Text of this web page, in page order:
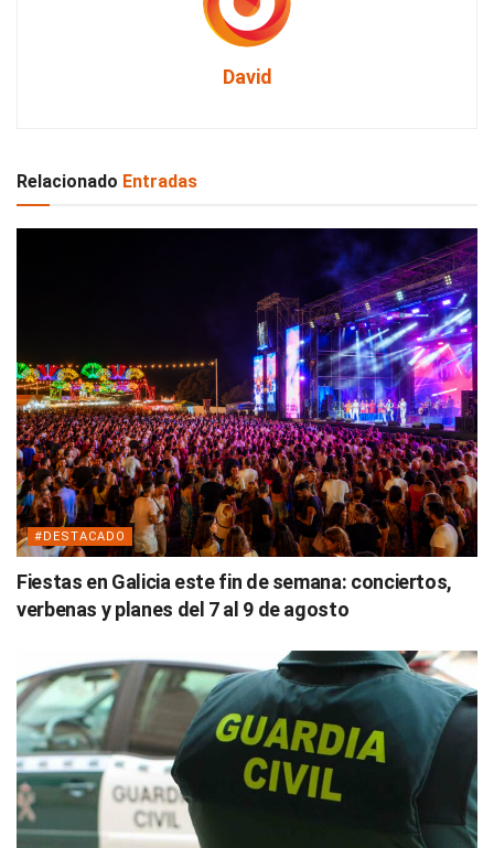
David
Relacionado Entradas
#DESTACADO
Fiestas en Galicia este fin de semana: conciertos,
verbenas y planes del 7 al 9 de agosto